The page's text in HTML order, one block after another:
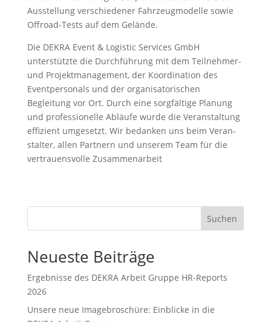
Ausstellung verschie­dener Fahrzeug­mo­delle sowie
Offroad-Tests auf dem Gelände.
Die DEKRA Event & Logistic Services GmbH
unterstützte die Durchführung mit dem Teilnehmer-
und Projekt­ma­nagement, der Koordi­nation des
Event­per­sonals und der organi­sa­to­ri­schen
Begleitung vor Ort. Durch eine sorgfältige Planung
und profes­sio­nelle Abläufe wurde die Veran­staltung
effizient umgesetzt. Wir bedanken uns beim Veran­
stalter, allen Partnern und unserem Team für die
vertrau­ens­volle Zusam­men­arbeit
Suchen
Neueste Beiträge
Ergeb­nisse des DEKRA Arbeit Gruppe HR-Reports
2026
Unsere neue Image­bro­schüre: Einblicke in die